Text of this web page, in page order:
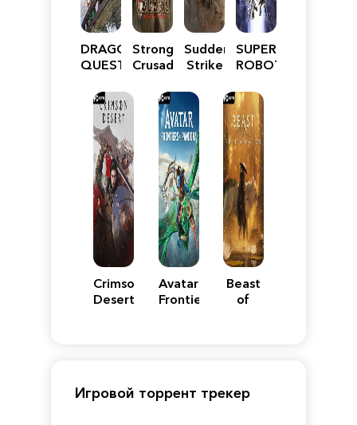
DRAGON
QUEST
Reimagined
Stronghold
Crusader:
Edition
Sudden
Strike
SUPER
ROBOT
Y
Crimson
Desert
Avatar:
Frontiers
Beast
of
Игровой торрент трекер